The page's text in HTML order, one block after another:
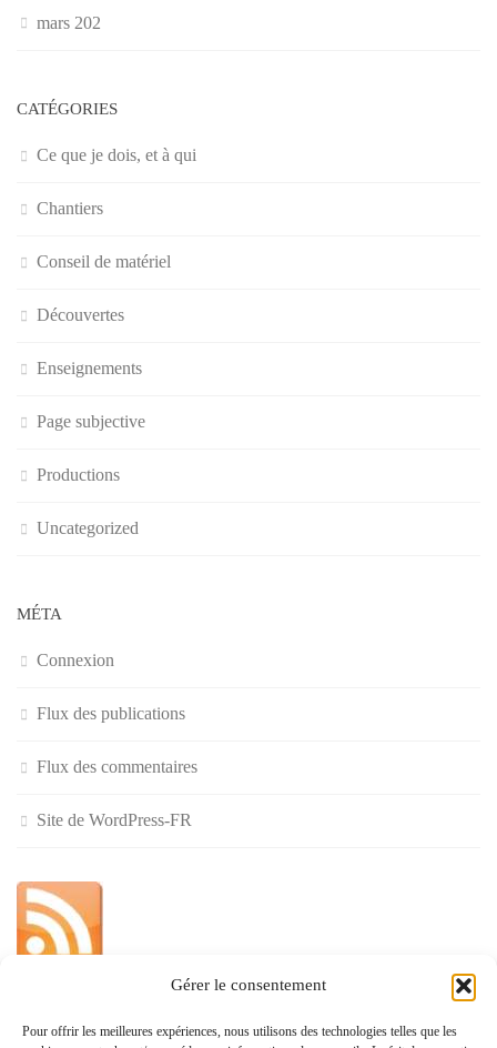
Gérer le consentement
Pour offrir les meilleures expériences, nous utilisons des technologies telles que les
mars 202
CATÉGORIES
Ce que je dois, et à qui
Chantiers
Conseil de matériel
Découvertes
Enseignements
Page subjective
Productions
Uncategorized
MÉTA
Connexion
Flux des publications
Flux des commentaires
Site de WordPress-FR
»